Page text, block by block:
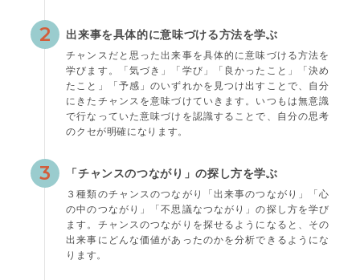
2 出来事を具体的に意味づける方法を学ぶ
チャンスだと思った出来事を具体的に意味づける方法を
学びます。「気づき」「学び」「良かったこと」「決め
たこと」「予感」のいずれかを見つけ出すことで、自分
にきたチャンスを意味づけていきます。いつもは無意識
で行なっていた意味づけを認識することで、自分の思考
のクセが明確になります。
3 「チャンスのつながり」の探し方を学ぶ
３種類のチャンスのつながり「出来事のつながり」「心
の中のつながり」「不思議なつながり」の探し方を学び
ます。チャンスのつながりを探せるようになると、その
出来事にどんな価値があったのかを分析できるようにな
ります。